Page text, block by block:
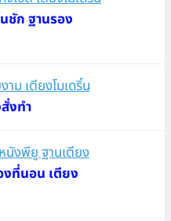
ชัก ฐานรอง
งทำ
ที่นอน เตียง